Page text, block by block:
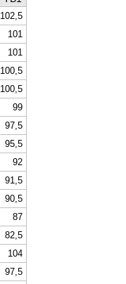
102,5
101
101
100,5
100,5
99
97,5
95,5
92
91,5
90,5
87
82,5
104
97,5